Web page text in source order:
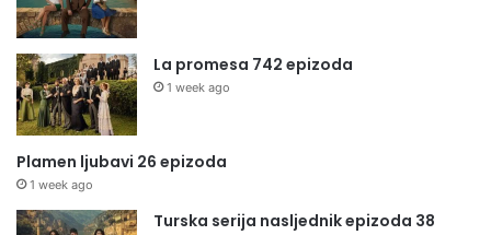
La promesa 742 epizoda
1 week ago
Plamen ljubavi 26 epizoda
1 week ago
Turska serija nasljednik epizoda 38